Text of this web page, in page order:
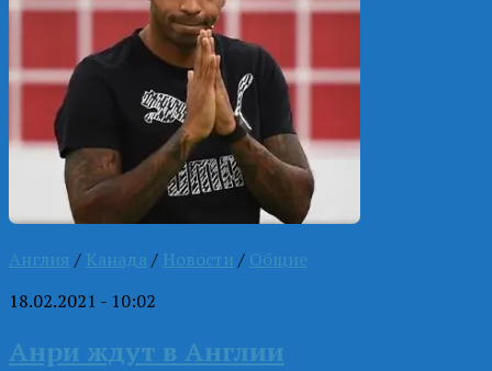
Англия / Канада / Новости / Общие
18.02.2021 - 10:02
Анри ждут в Англии